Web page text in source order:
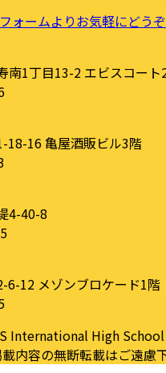
ォームよりお気軽にどうぞ
南1丁目13-2 エビスコート
18-16 亀屋酒販ビル3階
4-40-8
6-12 メゾンブロケード1階
International High
内容の無断転載はご遠慮